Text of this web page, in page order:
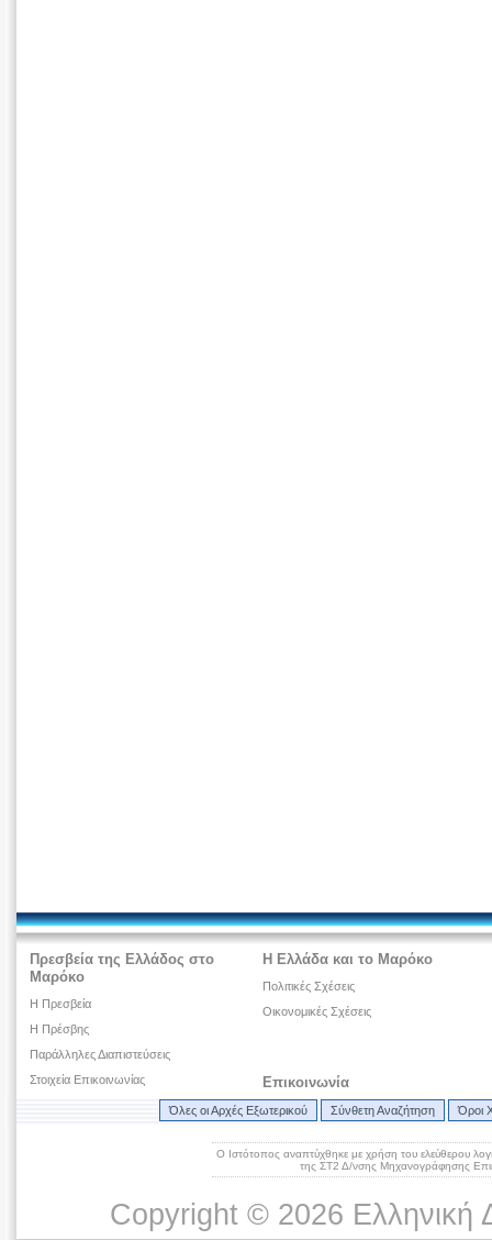
Πρεσβεία της Ελλάδος στο
Μαρόκο
Η Πρεσβεία
Η Πρέσβης
Παράλληλες Διαπιστεύσεις
Στοιχεία Επικοινωνίας
Η Ελλάδα και το Μαρόκο
Πολιτικές Σχέσεις
Οικονομικές Σχέσεις
Επικοινωνία
Όλες οι Αρχές Εξωτερικού Σύνθετη Αναζήτηση Όροι
Ο Ιστότοπος αναπτύχθηκε με χρήση του ελεύθερου
της ΣΤ2 Δ/νσης Μηχανογράφησης
Copyright © 2026